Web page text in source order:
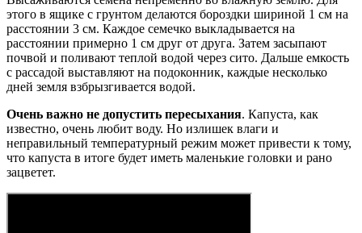
этого в ящике с грунтом делаются бороздки шириной 1 см на
расстоянии 3 см. Каждое семечко выкладывается на
расстоянии примерно 1 см друг от друга. Затем засыпают
почвой и поливают теплой водой через сито. Дальше емкость
с рассадой выставляют на подоконник, каждые несколько
дней земля взбрызгивается водой.
Очень важно не допустить пересыхания. Капуста, как
известно, очень любит воду. Но излишек влаги и
неправильный температурный режим может привести к тому,
что капуста в итоге будет иметь маленькие головки и рано
зацветет.